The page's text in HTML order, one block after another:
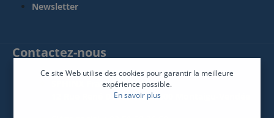
Newsletter
Contactez-nous
SPHINX France Connect
12 Rue René Descartes 85600 Montaigu-Vendée
Ce site Web utilise des cookies pour garantir la meilleure
expérience possible.
En savoir plus